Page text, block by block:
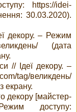
https://idei-
30.03.2020).
декору. – Режим
(дата
// Ідеї декору. –
tag/великдень/
екрану.
декору [майстер-
доступу: